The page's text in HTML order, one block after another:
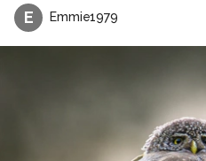
E Emmie1979